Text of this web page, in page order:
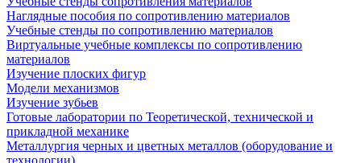
Наглядные пособия по сопротивлению материалов
Учебные стенды по сопротивлению материалов
Виртуальные учебные комплексы по сопротивлению
материалов
Изучение плоских фигур
Модели механизмов
Изучение зубьев
Готовые лаборатории по Теоретической, технической и
прикладной механике
Металлургия черных и цветных металлов (оборудование и
технологии)